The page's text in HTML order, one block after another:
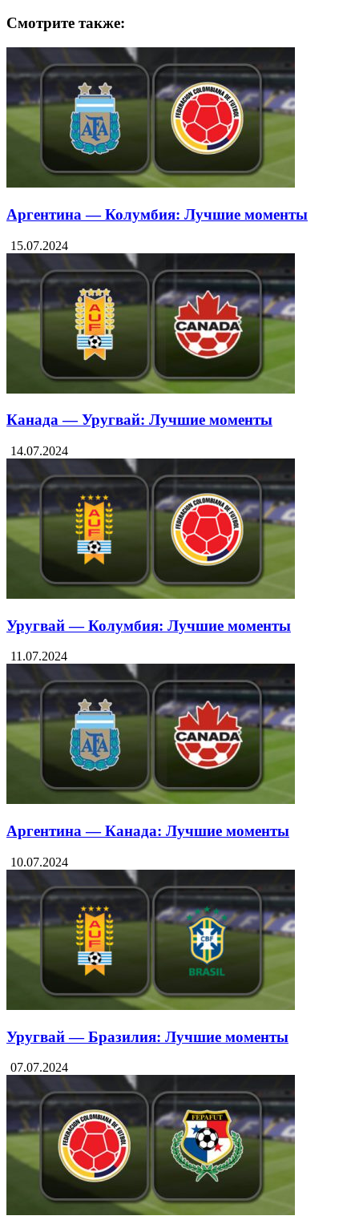
Смотрите также:
Аргентина — Колумбия: Лучшие моменты
15.07.2024
Канада — Уругвай: Лучшие моменты
14.07.2024
Уругвай — Колумбия: Лучшие моменты
11.07.2024
Аргентина — Канада: Лучшие моменты
10.07.2024
Уругвай — Бразилия: Лучшие моменты
07.07.2024